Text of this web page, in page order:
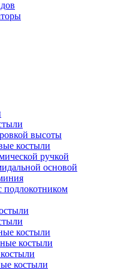
высоты
костыли
ручкой
основой
подлокотником
костыли
костыли
костыли